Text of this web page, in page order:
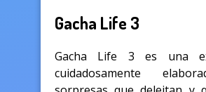
Gacha Life 3
Gacha Life 3 es una
cuidadosamente